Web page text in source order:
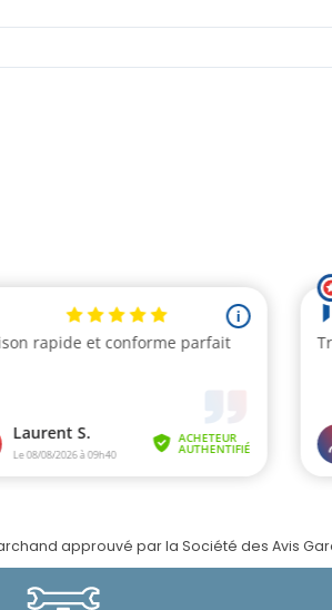
approuvé par la Société des Avis